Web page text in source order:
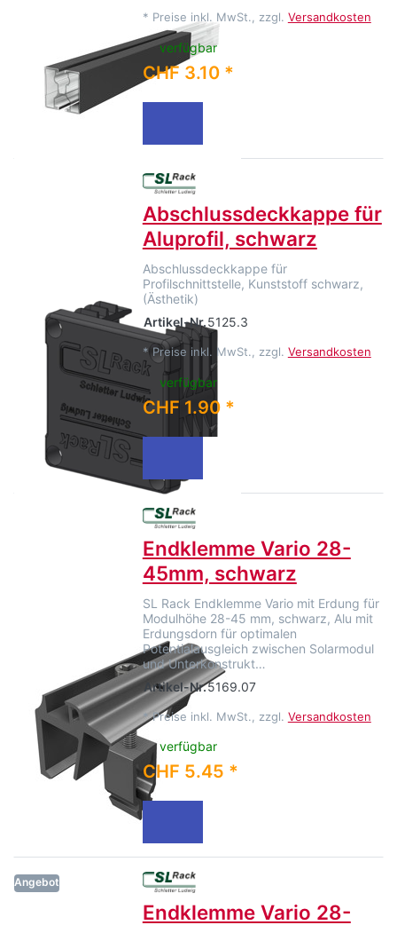
* Preise inkl. MwSt., zzgl. Versandkosten
verfügbar
CHF 3.10 *
Abschlussdeckkappe für
Aluprofil, schwarz
Abschlussdeckkappe für
Profilschnittstelle, Kunststoff schwarz,
(Ästhetik)
Artikel-Nr.5125.3
* Preise inkl. MwSt., zzgl. Versandkosten
verfügbar
CHF 1.90 *
Endklemme Vario 28-
45mm, schwarz
SL Rack Endklemme Vario mit Erdung für
Modulhöhe 28-45 mm, schwarz, Alu mit
Erdungsdorn für optimalen
Potentialausgleich zwischen Solarmodul
und Unterkonstrukt…
Artikel-Nr.5169.07
* Preise inkl. MwSt., zzgl. Versandkosten
verfügbar
CHF 5.45 *
Angebot
Endklemme Vario 28-